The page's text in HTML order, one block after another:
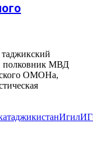
таджикский
полковник МВД
ОМОНа,
таджикистанИгилИГ